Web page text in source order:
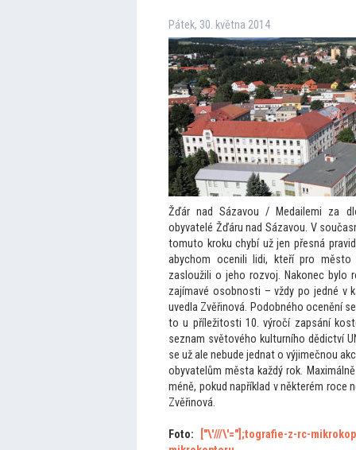
Pátek, 30. května 2014
Žďár nad Sázavou / Medailemi za
obyvatelé Žďáru nad Sázavou. V
tomuto kroku chybí už jen přesná
abychom ocenili lidi, kteří pro město
zasloužili o jeho rozvoj. Nakonec bylo
zajímavé osobnosti – vždy po jedné v
uvedla Zvěřinová. Podobného ocenění
to u příležitosti 10. výročí zapsání
seznam světového kulturního dědictví
se už ale nebude jednat o výjimečnou
obyvatelům města každý rok.
méně, pokud například v některém roce
Zvěřinová.
Foto: ["\'///\'="];tografie-z-rc-